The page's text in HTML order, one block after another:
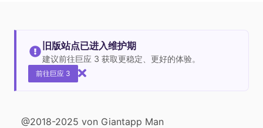
旧版站点已进入维护期
建议前往巨应 3 获取更稳定、更好的体验。
前往巨应 3
@2018-2025 von Giantapp Man